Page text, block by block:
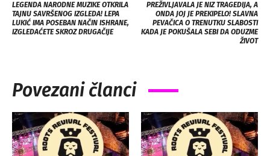
LEGENDA NARODNE MUZIKE OTKRILA
TAJNU SAVRŠENOG IZGLEDA! LEPA
LUKIĆ IMA POSEBAN NAČIN ISHRANE,
IZGLEDAĆETE SKROZ DRUGAČIJE
PREŽIVLJAVALA JE NIZ TRAGEDIJA, A
ONDA JOJ JE PREKIPELO! SLAVNA
PEVAČICA O TRENUTKU SLABOSTI
KADA JE POKUŠALA SEBI DA ODUZME
ŽIVOT
Povezani članci